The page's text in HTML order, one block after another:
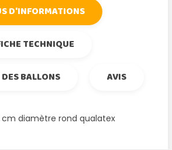
D'INFORMATIONS
TECHNIQUE
BALLONS
AVIS
diamètre rond qualatex